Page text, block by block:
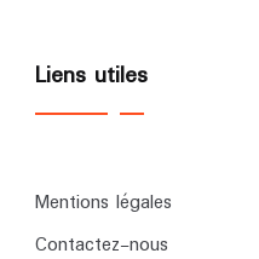
Liens utiles
Mentions légales
Contactez-nous